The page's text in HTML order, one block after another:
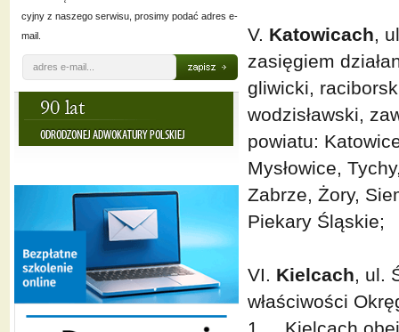
V. Katowicach,
zasięgiem
gliwicki,
wodzisławski,
powiatu:
Mysłowice,
Zabrze, Żory,
Piekary Śląskie;
VI. Kielcach, ul.
właściwości
cyjny z naszego serwisu, prosimy podać adres e-
mail.